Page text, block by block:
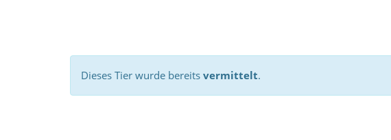
Dieses Tier wurde bereits vermittelt.